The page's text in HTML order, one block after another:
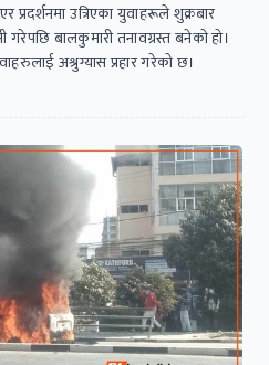
प्रदर्शनमा उत्रिएका युवाहरूले शुक्रबार
गरेपछि बालकुमारी तनावग्रस्त बनेकाे हाे।
अश्रुग्यास प्रहार गरेको छ।